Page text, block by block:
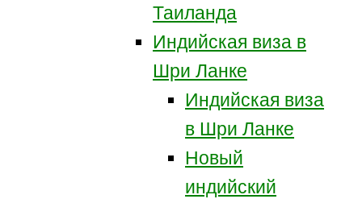
Таиланда
Индийская виза в
Шри Ланке
Индийская виза
в Шри Ланке
Новый
индийский